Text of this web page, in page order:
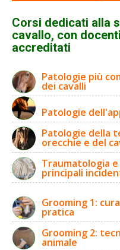
Corsi dedicati alla
cavallo, con
accreditati
Patologie più
dei cavalli
Patologie
Patologie della
orecchie e del
Traumatologia
principali
Grooming 1:
pratica
Grooming 2:
animale